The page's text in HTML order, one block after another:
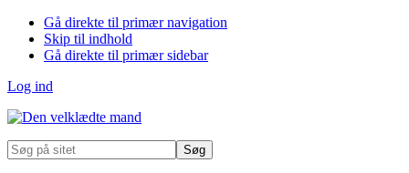
Gå direkte til primær navigation
Skip til indhold
Gå direkte til primær sidebar
Log ind
Søg
på